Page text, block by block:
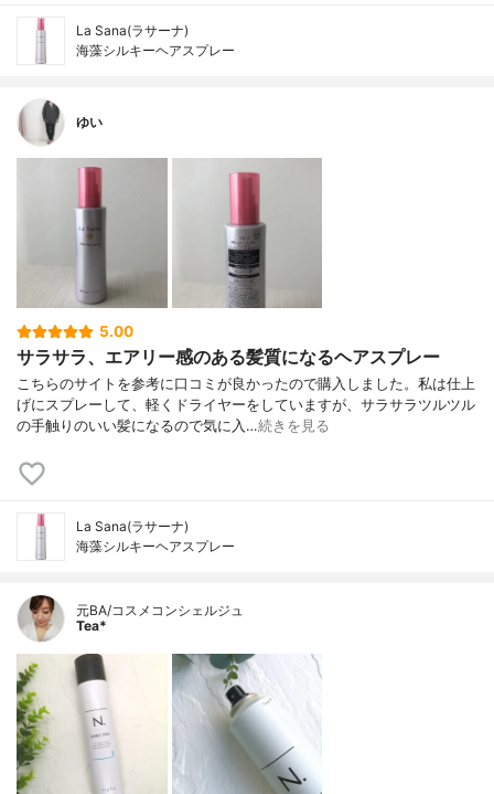
La Sana(ラサーナ)
海藻シルキーヘアスプレー
ゆい
5.00
サラサラ、エアリー感のある髪質になるヘアスプレー
こちらのサイトを参考に口コミが良かったので購入しました。私は仕上
げにスプレーして、軽くドライヤーをしていますが、サラサラツルツル
の手触りのいい髪になるので気に入…続きを見る
La Sana(ラサーナ)
海藻シルキーヘアスプレー
元BA/コスメコンシェルジュ
Tea*